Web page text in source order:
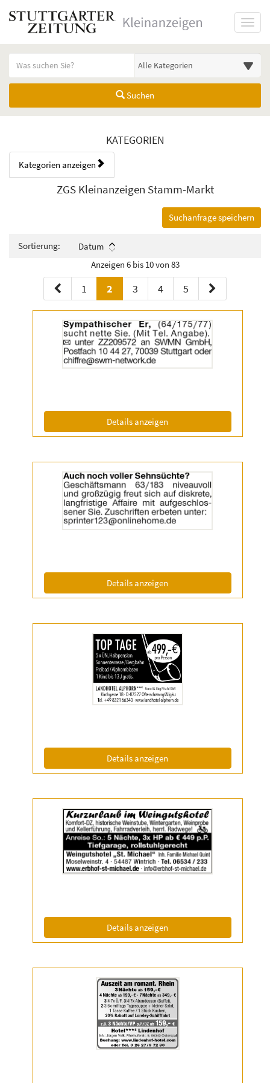
Suchen
Kategorien & Anzeigen
KATEGORIEN
Kategorien anzeigen
Bedienhinweis: Navigieren Sie mit Tab (Shift+Tab zurück). Drücken
Rubrik:
ZGS Kleinanzeigen Stamm-Markt
Suchanfrage speichern
Sortierung:
Datum
Anzeigen 6 bis 10 von 83
1 2 3 4 5
der
Anzeige
2055455
anzeigen
Details anzeigen
der
Anzeige
2056638
anzeigen
|
Details anzeigen
der
Anzeige
2056651
anzeigen
|
Info:
Details anzeigen
der
Anzeige
2038764
anzeigen
|
Details anzeigen
der
Anzeige
2050648
anzeigen
|
Info: